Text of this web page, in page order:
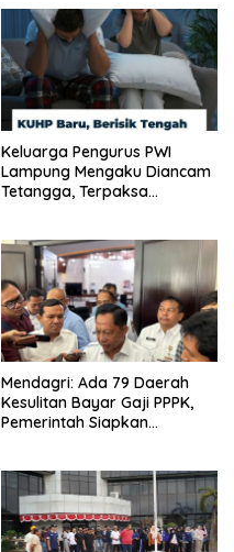
Keluarga Pengurus PWI
Lampung Mengaku Diancam
Tetangga, Terpaksa
Mendagri: Ada 79 Daerah
Kesulitan Bayar Gaji PPPK,
Pemerintah Siapkan